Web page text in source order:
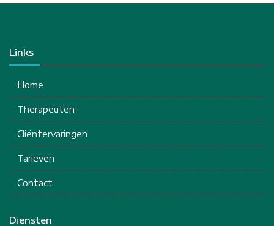
Links
Home
Therapeuten
Cliëntervaringen
Tarieven
Contact
Diensten